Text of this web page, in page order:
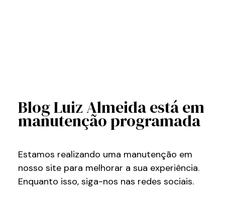
Blog Luiz Almeida está em
manutenção programada
Estamos realizando uma manutenção em
nosso site para melhorar a sua experiência.
Enquanto isso, siga-nos nas redes sociais.